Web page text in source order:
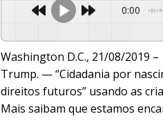
0:00
Washington D.C., 21/08/2019
Trump. — “Cidadania por
direitos futuros” usando as
Mais saibam que estamos